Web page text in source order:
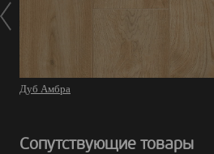
Дуб Амбра
Сопутствующие товары